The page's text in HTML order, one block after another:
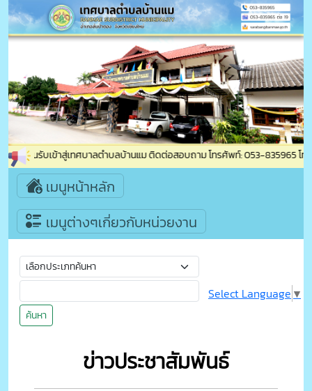
ดีต้อนรับเข้าสู่เทศบาลตำบลบ้านแม ติดต่อสอบถาม โทรศัพท์: 053-835965 โทรส
เมนูหน้าหลัก
เมนูต่างๆเกี่ยวกับหน่วยงาน
ค้นหา
Select Language ▼
ข่าวประชาสัมพันธ์